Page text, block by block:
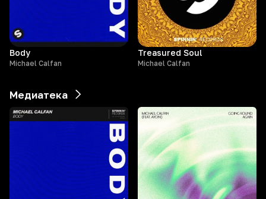
Body
Michael Calfan
Treasured Soul
Michael Calfan
Медиатека